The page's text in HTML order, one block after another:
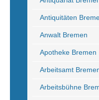
Antiquitäten
Anwalt Bremen
Apotheke Bremen
Arbeitsamt
Arbeitsbühne